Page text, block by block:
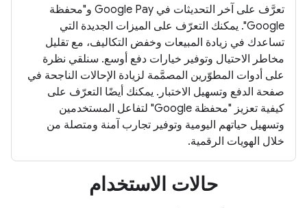
تعرَّف على آخر التحديثات في Google Pay و"محفظة
Google". يمكنك التعرّف على الميزات الجديدة التي
تساعدك في زيادة المبيعات وخفض التكاليف، مع تقليل
مخاطر الاحتيال وتوفير خيارات دفع أوسع. سنلقي نظرة
على أدوات المطوّرين المصمَّمة لزيادة الإحالات الناجحة في
صفحة الدفع وتسهيل الاختبار. يمكنك أيضًا التعرّف على
كيفية تعزيز "محفظة Google" لتفاعل المستخدمين
وتسهيل حياتهم اليومية وتوفير تجارب آمنة ومتصلة من
خلال الهويات الرقمية.
حالات الاستخدام